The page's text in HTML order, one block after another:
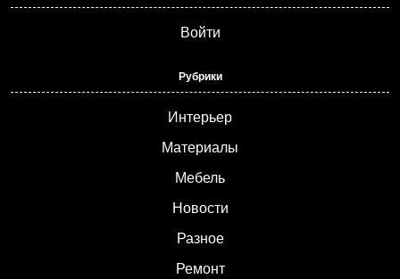
Войти
Рубрики
Интерьер
Материалы
Мебель
Новости
Разное
Ремонт